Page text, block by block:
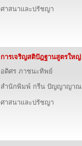
ศาสนาและปรัชญา
การเจริญสติปัฎฐานสูตรใหญ่
อดิศร ภาชนะทิพย์
สำนักพิมพ์ กรีน ปัญญาญาณ
ศาสนาและปรัชญา